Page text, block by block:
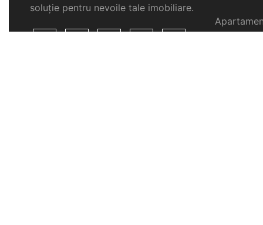
soluție pentru nevoile tale imobiliare.